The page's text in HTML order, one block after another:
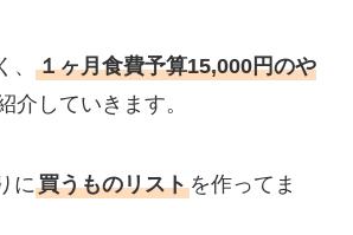
１ヶ月食費予算15,000円のや
介していきます。
に買うものリストを作ってま